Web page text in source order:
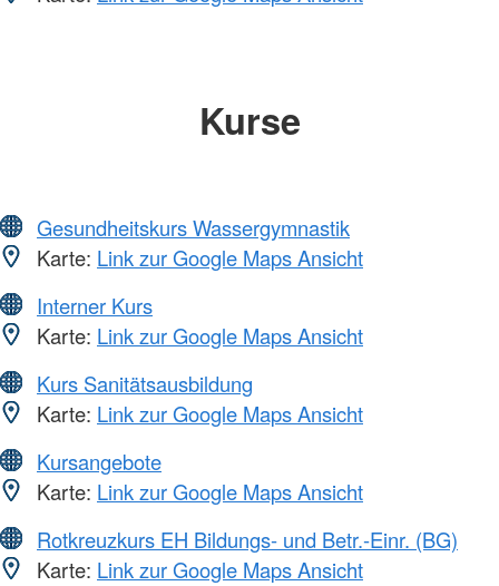
Kurse
Gesundheitskurs Wassergymnastik
Karte: Link zur Google Maps Ansicht
Interner Kurs
Karte: Link zur Google Maps Ansicht
Kurs Sanitätsausbildung
Karte: Link zur Google Maps Ansicht
Kursangebote
Karte: Link zur Google Maps Ansicht
Rotkreuzkurs EH Bildungs- und Betr.-Einr. (BG)
Karte: Link zur Google Maps Ansicht